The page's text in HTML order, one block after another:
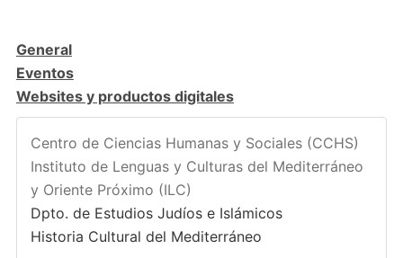
General
Eventos
Websites y productos digitales
Centro de Ciencias Humanas y Sociales (CCHS)
Instituto de Lenguas y Culturas del Mediterráneo
y Oriente Próximo (ILC)
Dpto. de Estudios Judíos e Islámicos
Historia Cultural del Mediterráneo